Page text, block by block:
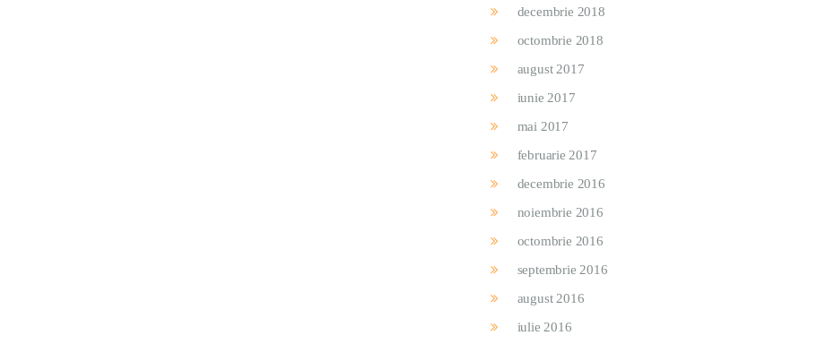
decembrie 2018
octombrie 2018
august 2017
iunie 2017
mai 2017
februarie 2017
decembrie 2016
noiembrie 2016
octombrie 2016
septembrie 2016
august 2016
iulie 2016